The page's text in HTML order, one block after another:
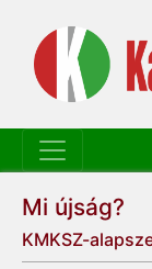
Mi újság?
KMKSZ-